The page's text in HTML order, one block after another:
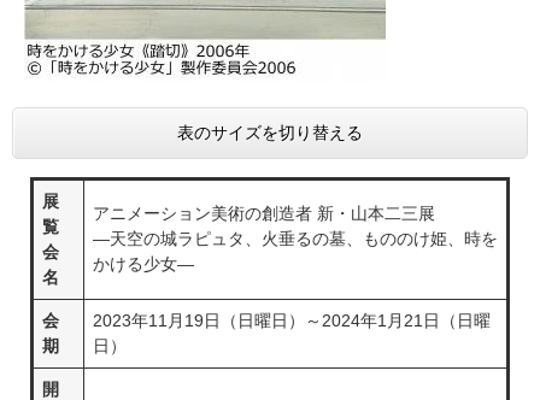
表のサイズを切り替える
展
覧
会
名
アニメーション美術の創造者 新・山本二三展
―天空の城ラピュタ、火垂るの墓、もののけ姫、時を
かける少女―
会
期
2023年11月19日（日曜日）～2024年1月21日（日曜
日）
開